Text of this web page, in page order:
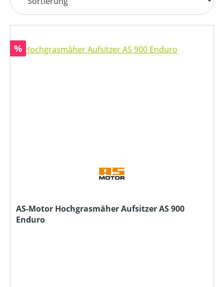
Rabatt
%
AS-Motor Hochgrasmäher Aufsitzer AS 900
Enduro